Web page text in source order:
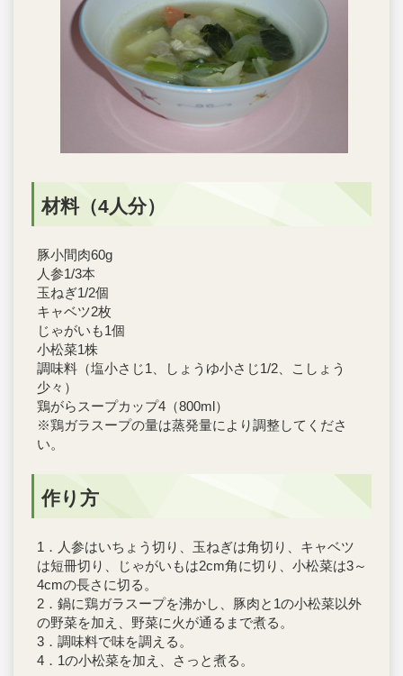
材料（4人分）
豚小間肉60g
人参1/3本
玉ねぎ1/2個
キャベツ2枚
じゃがいも1個
小松菜1株
調味料（塩小さじ1、しょうゆ小さじ1/2、こしょう
少々）
鶏がらスープカップ4（800ml）
※鶏ガラスープの量は蒸発量により調整してくださ
い。
作り方
1．人参はいちょう切り、玉ねぎは角切り、キャベツ
は短冊切り、じゃがいもは2cm角に切り、小松菜は3～
4cmの長さに切る。
2．鍋に鶏ガラスープを沸かし、豚肉と1の小松菜以外
の野菜を加え、野菜に火が通るまで煮る。
3．調味料で味を調える。
4．1の小松菜を加え、さっと煮る。